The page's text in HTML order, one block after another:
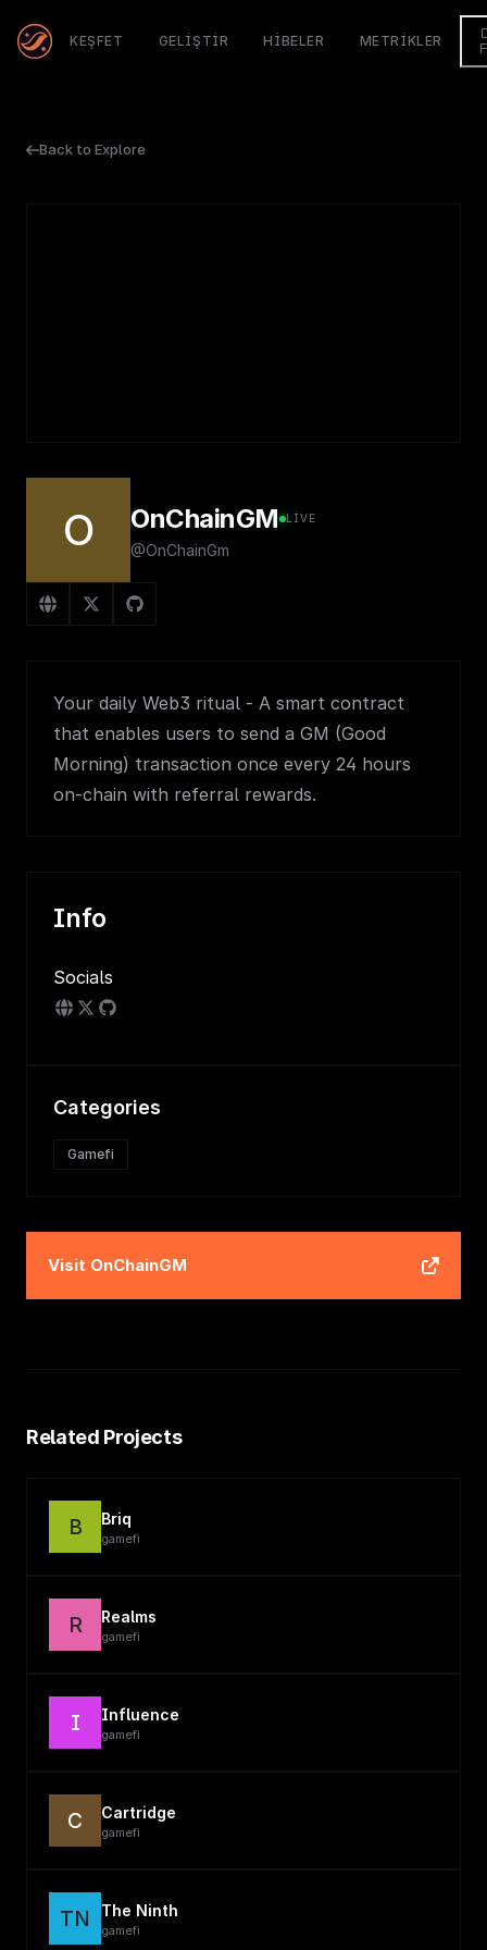
KEŞFET GELIŞTIR HIBELER METRIKLER
Back to Explore
O OnChainGM LIVE
@OnChainGm
Your daily Web3 ritual - A smart contract
that enables users to send a GM (Good
Morning) transaction once every 24 hours
on-chain with referral rewards.
Info
Socials
Categories
Gamefi
Visit OnChainGM
Related Projects
B Briq
gamefi
R Realms
gamefi
I Influence
gamefi
C Cartridge
gamefi
TN The Ninth
gamefi